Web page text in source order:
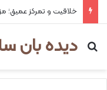
خلاقیت و تمرکز عمیق؛
دیده بان
جستجو برای